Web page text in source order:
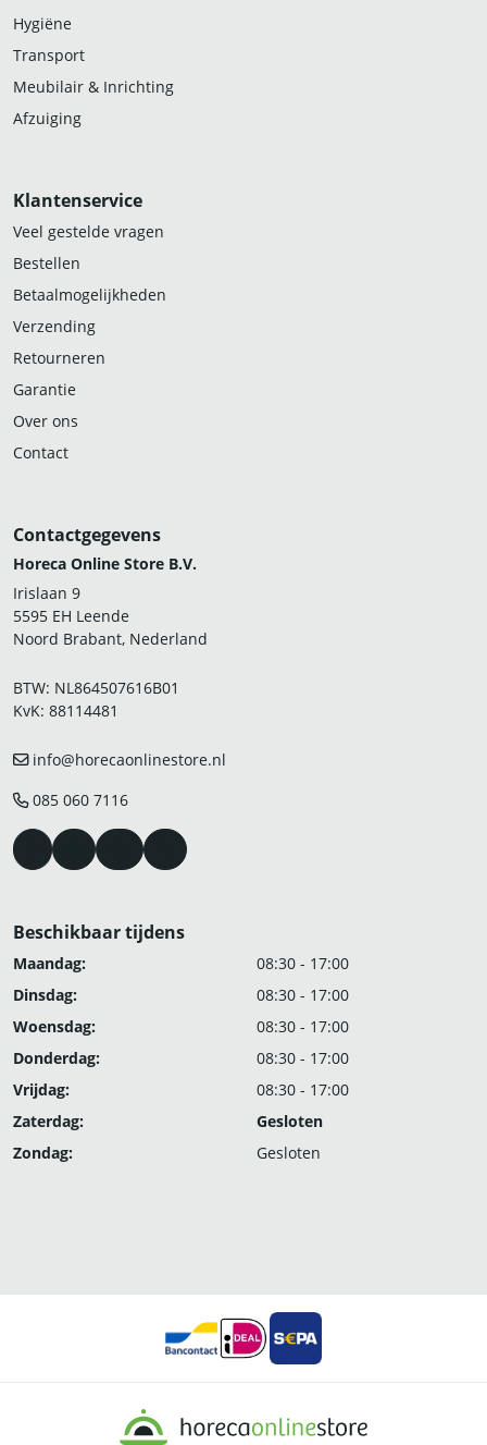
Hygiëne
Transport
Meubilair & Inrichting
Afzuiging
Klantenservice
Veel gestelde vragen
Bestellen
Betaalmogelijkheden
Verzending
Retourneren
Garantie
Over ons
Contact
Contactgegevens
Horeca Online Store B.V.
Irislaan 9
5595 EH Leende
Noord Brabant, Nederland
BTW: NL864507616B01
KvK: 88114481
info@horecaonlinestore.nl
085 060 7116
Beschikbaar tijdens
Maandag:
08:30 - 17:00
Dinsdag:
08:30 - 17:00
Woensdag:
08:30 - 17:00
Donderdag:
08:30 - 17:00
Vrijdag:
08:30 - 17:00
Zaterdag:
Gesloten
Zondag:
Gesloten